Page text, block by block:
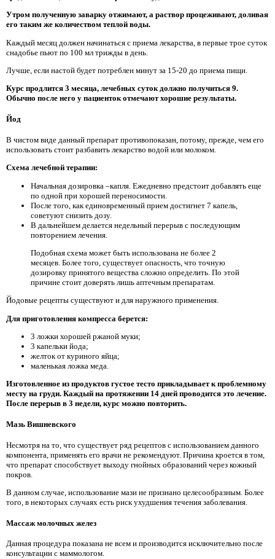
Утром полученную заварку отжимают, а раствор процеживают, доливая
его таким же количеством теплой воды.
Каждый месяц должен начинаться с приема лекарства, в первые трое суток
снадобье пьют по 100 мл трижды в день.
Лучше, если настой будет потреблен минут за 15-20 до приема пищи.
Курс продлится 3 месяца, лечебных суток должно получиться 9.
Обычно после него у пациенток отмечают хорошие результаты.
Йод
В чистом виде данный препарат противопоказан, потому, прежде, чем его
использовать стоит разбавить лекарство водой или молоком.
Схема лечебной терапии:
Начальная дозировка –капля. Ежедневно предстоит добавлять еще
по одной при хорошей переносимости.
После того, как единовременный прием достигнет 7 капель,
советуют снизить дозу.
В дальнейшем делается недельный перерыв с последующим
повторением лечения.
Подобная схема может быть использована не более 2
месяцев. Более того, существует опасность, что точную
дозировку принятого вещества сложно определить. По этой
причине стоит доверять лишь аптечным препаратам.
Йодовые рецепты существуют и для наружного применения.
Для приготовления компресса берется:
3 ложки хорошей ржаной муки;
3 капельки йода;
желток от куриного яйца;
маленькая ложка меда.
Изготовленное из продуктов густое тесто прикладывает к проблемному
месту на груди. Каждый на протяжении 14 дней проводится это лечение.
После перерыв в 3 недели, курс можно повторить.
Мазь Вишневского
Несмотря на то, что существует ряд рецептов с использованием данного
компонента, применять его врачи не рекомендуют. Причина кроется в том,
что препарат способствует выходу гнойных образований через кожный
покров.
В данном случае, использование мази не признано целесообразным. Более
того, в некоторых случаях есть риск ухудшения течения заболевания.
Массаж молочных желез
Данная процедура показана не всем и производится исключительно после
консультации с маммологом.